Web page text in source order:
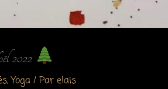
2022
,Yoga/ Par elaïs